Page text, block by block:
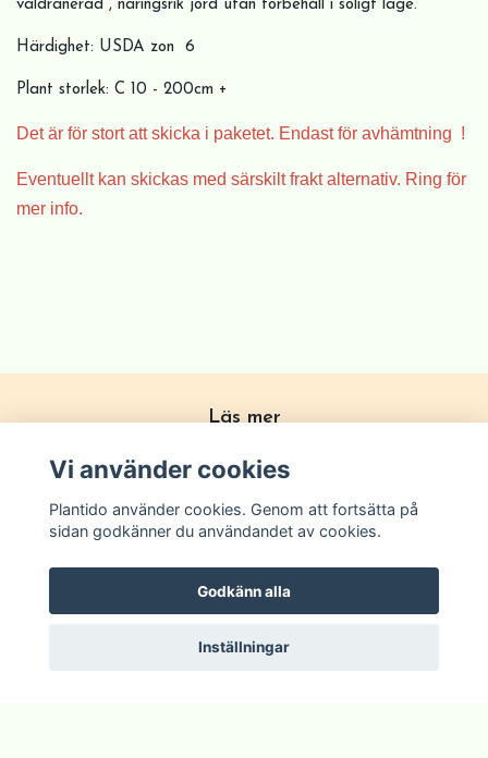
väldränerad , näringsrik jord utan förbehåll i soligt läge.
Härdighet: USDA zon 6
Plant storlek: C 10 - 200cm +
Det är för stort att skicka i paketet. Endast för avhämtning !
Eventuellt kan skickas med särskilt frakt alternativ. Ring för
mer info.
Läs mer
Köpvillkor
Kontakta oss
Vi använder cookies
Plantido använder cookies. Genom att fortsätta på
sidan godkänner du användandet av cookies.
Godkänn alla
Inställningar